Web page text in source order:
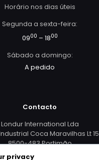
Horário nos dias úteis
Segunda a sexta-feira:
0900 – 1800
Sábado a domingo:
A pedido
Contacto
Londur International Lda
Coca Maravilhas Lt 15
8500-483 Portimão
privacy